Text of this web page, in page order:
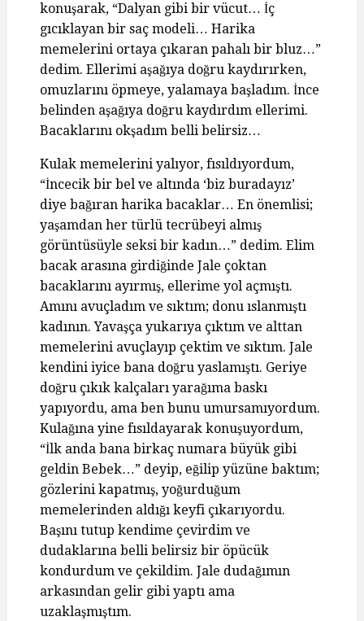
konuşarak, “Dalyan gibi bir vücut… İç
gıcıklayan bir saç modeli… Harika
memelerini ortaya çıkaran pahalı bir bluz…”
dedim. Ellerimi aşağıya doğru kaydırırken,
omuzlarını öpmeye, yalamaya başladım. İnce
belinden aşağıya doğru kaydırdım ellerimi.
Bacaklarını okşadım belli belirsiz…
Kulak memelerini yalıyor, fısıldıyordum,
“İncecik bir bel ve altında ‘biz buradayız’
diye bağıran harika bacaklar… En önemlisi;
yaşamdan her türlü tecrübeyi almış
görüntüsüyle seksi bir kadın…” dedim. Elim
bacak arasına girdiğinde Jale çoktan
bacaklarını ayırmış, ellerime yol açmıştı.
Amını avuçladım ve sıktım; donu ıslanmıştı
kadının. Yavaşça yukarıya çıktım ve alttan
memelerini avuçlayıp çektim ve sıktım. Jale
kendini iyice bana doğru yaslamıştı. Geriye
doğru çıkık kalçaları yarağıma baskı
yapıyordu, ama ben bunu umursamıyordum.
Kulağına yine fısıldayarak konuşuyordum,
“İlk anda bana birkaç numara büyük gibi
geldin Bebek…” deyip, eğilip yüzüne baktım;
gözlerini kapatmış, yoğurduğum
memelerinden aldığı keyfi çıkarıyordu.
Başını tutup kendime çevirdim ve
dudaklarına belli belirsiz bir öpücük
kondurdum ve çekildim. Jale dudağımın
arkasından gelir gibi yaptı ama
uzaklaşmıştım.